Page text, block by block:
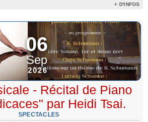
+ D'INFOS
06
Sep
2026
- Récital de Piano
par Heidi Tsai.
SPECTACLES